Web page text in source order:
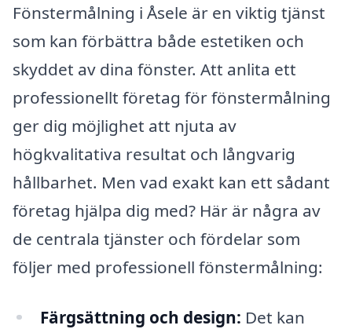
Fönstermålning i Åsele är en viktig tjänst
som kan förbättra både estetiken och
skyddet av dina fönster. Att anlita ett
professionellt företag för fönstermålning
ger dig möjlighet att njuta av
högkvalitativa resultat och långvarig
hållbarhet. Men vad exakt kan ett sådant
företag hjälpa dig med? Här är några av
de centrala tjänster och fördelar som
följer med professionell fönstermålning:
Färgsättning och design: Det kan